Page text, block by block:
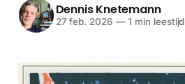
Dennis Knetemann
27 feb. 2026 —1 min leestijd